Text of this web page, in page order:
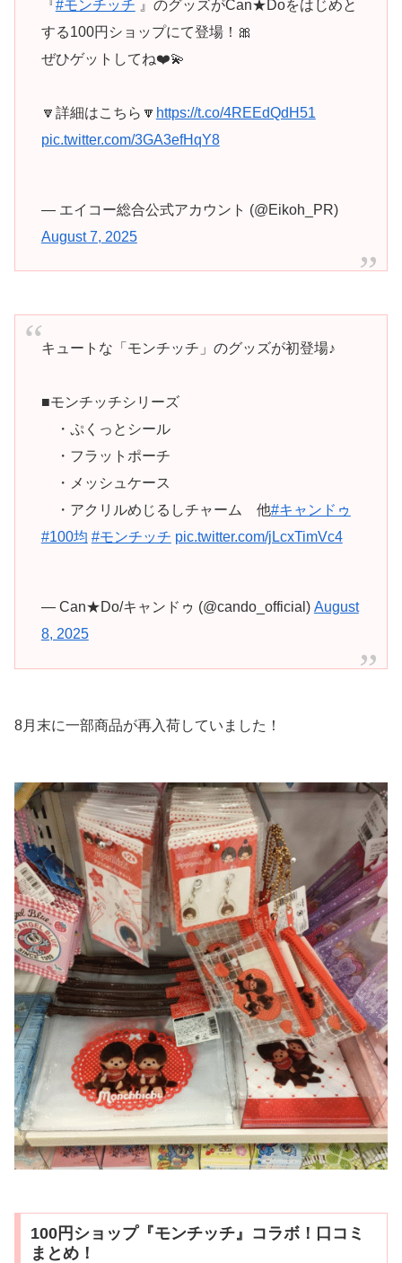
『 #モンチッチ 』のグッズがCan★Doをはじめと
する100円ショップにて登場！🎀
ぜひゲットしてね❤️💫
🔽詳細はこちら🔽 https://t.co/4REEdQdH51
pic.twitter.com/3GA3efHqY8
— エイコー総合公式アカウント (@Eikoh_PR)
August 7, 2025
キュートな「モンチッチ」のグッズが初登場♪
■モンチッチシリーズ
・ぷくっとシール
・フラットポーチ
・メッシュケース
・アクリルめじるしチャーム 他#キャンドゥ
#100均 #モンチッチ pic.twitter.com/jLcxTimVc4
— Can★Do/キャンドゥ (@cando_official) August
8, 2025
8月末に一部商品が再入荷していました！
100円ショップ『モンチッチ』コラボ！口コミ
まとめ！